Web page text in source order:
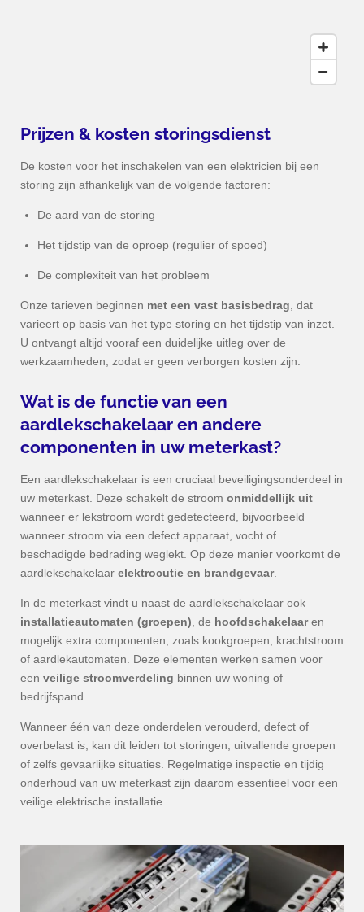
Prijzen & kosten storingsdienst
De kosten voor het inschakelen van een elektricien bij een
storing zijn afhankelijk van de volgende factoren:
De aard van de storing
Het tijdstip van de oproep (regulier of spoed)
De complexiteit van het probleem
Onze tarieven beginnen met een vast basisbedrag , dat
varieert op basis van het type storing en het tijdstip van inzet.
U ontvangt altijd vooraf een duidelijke uitleg over de
werkzaamheden, zodat er geen verborgen kosten zijn.
Wat is de functie van een
aardlekschakelaar en andere
componenten in uw meterkast?
Een aardlekschakelaar is een cruciaal beveiligingsonderdeel in
uw meterkast. Deze schakelt de stroom onmiddellijk uit
wanneer er lekstroom wordt gedetecteerd, bijvoorbeeld
wanneer stroom via een defect apparaat, vocht of
beschadigde bedrading weglekt. Op deze manier voorkomt de
aardlekschakelaar elektrocutie en brandgevaar.
In de meterkast vindt u naast de aardlekschakelaar ook
installatieautomaten (groepen) , de hoofdschakelaaren
mogelijk extra componenten, zoals kookgroepen, krachtstroom
of aardlekautomaten. Deze elementen werken samen voor
een veilige stroomverdeling binnen uw woning of
bedrijfspand.
Wanneer één van deze onderdelen verouderd, defect of
overbelast is, kan dit leiden tot storingen, uitvallende groepen
of zelfs gevaarlijke situaties. Regelmatige inspectie en tijdig
onderhoud van uw meterkast zijn daarom essentieel voor een
veilige elektrische installatie.